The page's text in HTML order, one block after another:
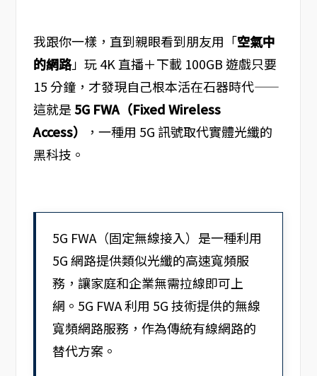
我跟你一樣，直到親眼看到朋友用「空氣中
的網路」玩 4K 直播＋下載 100GB 遊戲只要
15 分鐘，才發現自己根本活在石器時代——
這就是5G FWA（Fixed Wireless
Access）
，一種用 5G 訊號取代實體光纖的
黑科技。
5G FWA（固定無線接入）是一種利用
5G 網路提供類似光纖的高速寬頻服
務，讓家庭和企業無需拉線即可上
網。5G FWA 利用 5G 技術提供的無線
寬頻網路服務，作為傳統有線網路的
替代方案。